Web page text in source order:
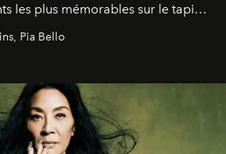
les plus mémorables sur le tapis
Pia Bello